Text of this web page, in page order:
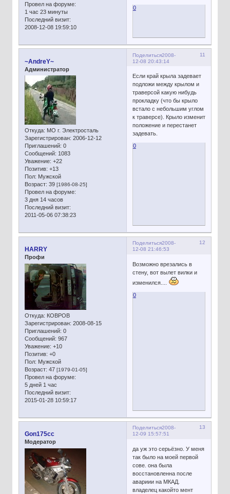
Провел на форуме:
1 час 23 минуты
Последний визит:
2008-12-08 19:59:10
0
Поделиться 11
2008-
12-08 20:43:14
~AndreY~
Администратор
Откуда: МО г. Электросталь
Зарегистрирован: 2006-12-12
Приглашений: 0
Сообщений: 1083
Уважение: +22
Позитив: +13
Пол: Мужской
Возраст: 39 [1986-08-25]
Провел на форуме:
3 дня 14 часов
Последний визит:
2011-05-06 07:38:23
Если край крыла задевает
подложи между крылом и
траверсой какую нибудь
прокладку (что бы крыло
встало с небольшим углом
к траверсе). Крыло изменит
положение и перестанет
задевать.
0
Поделиться 12
2008-
12-08 21:46:53
HARRY
Профи
Откуда: КОВРОВ
Зарегистрирован: 2008-08-15
Приглашений: 0
Сообщений: 967
Уважение: +10
Позитив: +0
Пол: Мужской
Возраст: 47 [1979-01-05]
Провел на форуме:
5 дней 1 час
Последний визит:
2015-01-28 10:59:17
Возможно врезались в
стену, вот вылет вилки и
изменился....
0
Поделиться 13
2008-
12-09 15:57:51
Gon175cc
Модератор
да уж это серьёзно. У меня
так было на моей первой
сове. она была
восстановленна после
авариии на МКАД.
владелец какойто мент